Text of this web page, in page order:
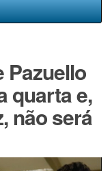
Pazuello
quarta e,
não será